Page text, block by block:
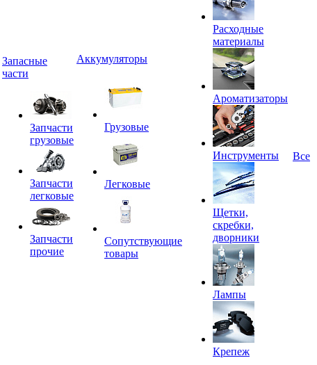
Запасные
части
Запчасти
грузовые
Запчасти
легковые
Запчасти
прочие
Аккумуляторы
Грузовые
Легковые
Сопутствующие
товары
Расходные
материалы
Ароматизаторы
Инструменты
Щетки,
скребки,
дворники
Лампы
Крепеж
Все